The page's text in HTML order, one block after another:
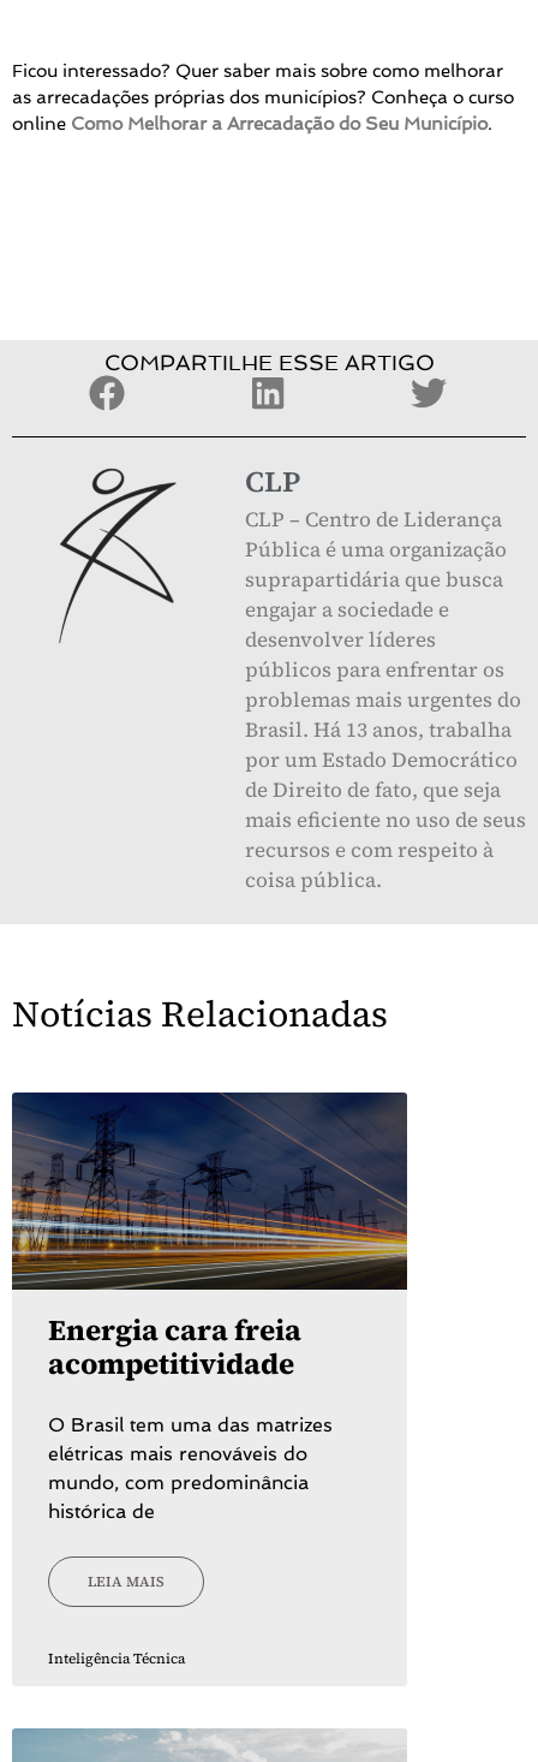
Ficou interessado? Quer saber mais sobre como melhorar
as arrecadações próprias dos municípios? Conheça o curso
online Como Melhorar a Arrecadação do Seu Município.
COMPARTILHE ESSE ARTIGO
CLP
CLP – Centro de Liderança
Pública é uma organização
suprapartidária que busca
engajar a sociedade e
desenvolver líderes
públicos para enfrentar os
problemas mais urgentes do
Brasil. Há 13 anos, trabalha
por um Estado Democrático
de Direito de fato, que seja
mais eficiente no uso de seus
recursos e com respeito à
coisa pública.
Notícias Relacionadas
Energia cara freia
acompetitividade
O Brasil tem uma das matrizes
elétricas mais renováveis do
mundo, com predominância
histórica de
LEIA MAIS
Inteligência Técnica